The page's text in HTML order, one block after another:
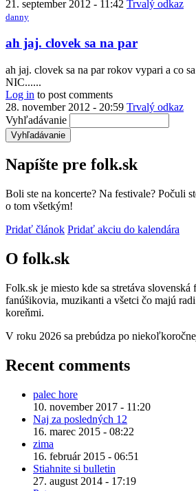
21. september 2012 - 11:42 Trvalý odkaz
danny
ah jaj. clovek sa na par
ah jaj. clovek sa na par rokov vypari a co
NIC......
Log in to post comments
28. november 2012 - 20:59 Trvalý odkaz
Vyhľadávanie
Napíšte pre folk.sk
Boli ste na koncerte? Na festivale? Počuli
o tom všetkým!
Pridať článok Pridať akciu do kalendára
O folk.sk
Folk.sk je miesto kde sa stretáva
fanúšikovia, muzikanti a všetci čo majú
koreňmi.
V roku 2026 sa prebúdza po
Recent comments
palec hore
10. november 2017 - 11:20
Naj za posledných 12
16. marec 2015 - 08:22
zima
16. február 2015 - 06:51
Stiahnite si bulletin
27. august 2014 - 17:19